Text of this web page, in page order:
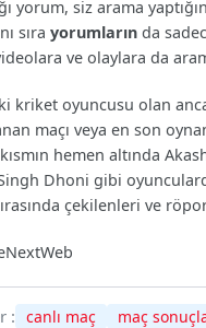
yorum, siz arama
sırayorumlarında
ve olaylara da
kriket oyuncusu olan
maçı veya en son
hemen altında
Dhoni gibi
çekilenleri ve
: canlı maç maç